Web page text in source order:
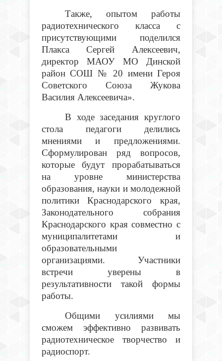
Также, опытом работы
радиотехнического класса с
присутствующими поделился
Плакса Сергей Алексеевич,
директор МАОУ МО Динской
район СОШ № 20 имени Героя
Советского Союза Жукова
Василия Алексеевича».
В ходе заседания круглого
стола педагоги делились
мнениями и предложениями.
Сформулирован ряд вопросов,
которые будут прорабатываться
на уровне министерства
образования, науки и молодежной
политики Краснодарского края,
Законодательного собрания
Краснодарского края совместно с
муниципалитетами и
образовательными
организациями. Участники
встречи уверены в
результативности такой формы
работы.
Общими усилиями мы
сможем эффективно развивать
радиотехническое творчество и
радиоспорт.